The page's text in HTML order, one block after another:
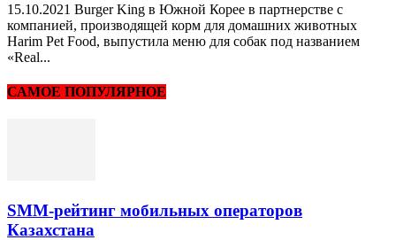
15.10.2021 Burger King в Южной Корее в партнерстве с
компанией, производящей корм для домашних животных
Harim Pet Food, выпустила меню для собак под названием
«Real...
САМОЕ ПОПУЛЯРНОЕ
SMM-рейтинг мобильных операторов
Казахстана